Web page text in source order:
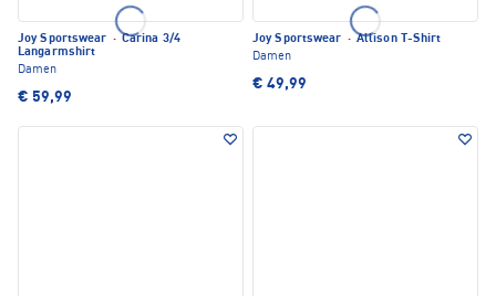
Joy Sportswear · Carina 3/4
Langarmshirt
Damen
€ 59,99
Joy Sportswear · Allison T-Shirt
Damen
€ 49,99